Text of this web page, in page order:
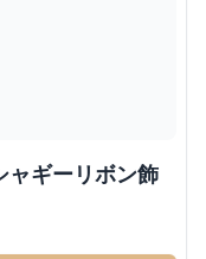
ャギーリボン飾